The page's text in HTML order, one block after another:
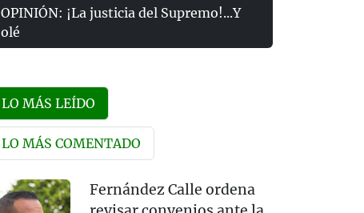
OPINIÓN: ¡La justicia del Supremo!...Y
olé
LO MÁS LEÍDO
LO MÁS COMENTADO
Fernández Calle ordena